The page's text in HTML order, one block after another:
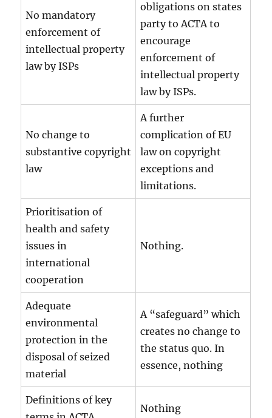
No mandatory
enforcement of
intellectual property
law by ISPs
obligations on states
party to ACTA to
encourage
enforcement of
intellectual property
law by ISPs.
No change to
substantive copyright
law
A further
complication of EU
law on copyright
exceptions and
limitations.
Prioritisation of
health and safety
issues in
international
cooperation
Nothing.
Adequate
environmental
protection in the
disposal of seized
material
A “safeguard” which
creates no change to
the status quo. In
essence, nothing
Definitions of key
Nothing